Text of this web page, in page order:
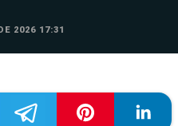
2026 17:31